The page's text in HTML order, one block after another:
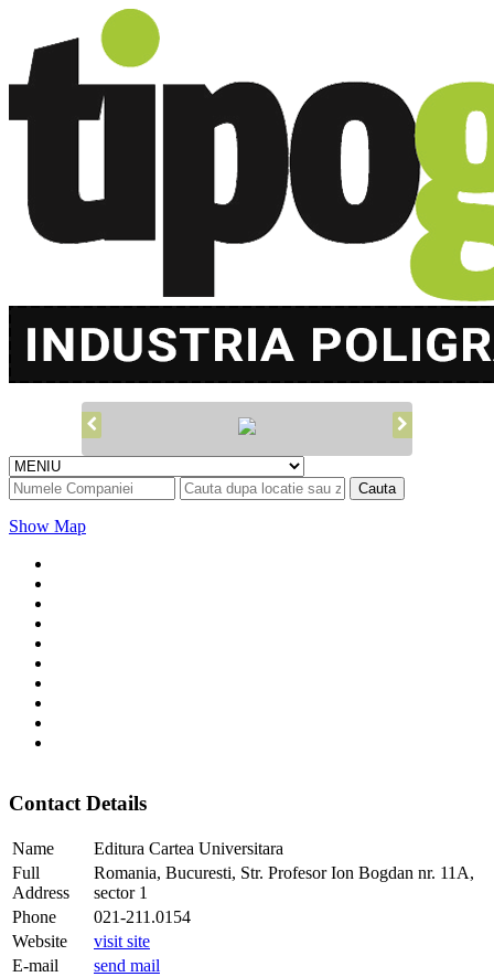
Show Map
Contact Details
Name
Editura Cartea Universitara
Full
Address
Romania, Bucuresti, Str. Profesor Ion Bogdan nr. 11A,
sector 1
Phone
021-211.0154
Website
visit site
E-mail
send mail